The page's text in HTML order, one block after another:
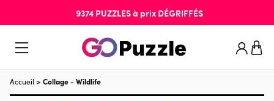
9374 PUZZLESà prix DÉGRIFFÉS
Accueil > Collage - Wildlife